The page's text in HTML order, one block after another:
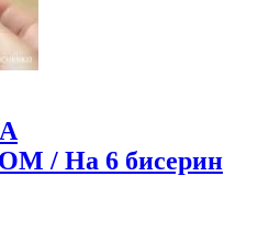
/ На 6 бисерин